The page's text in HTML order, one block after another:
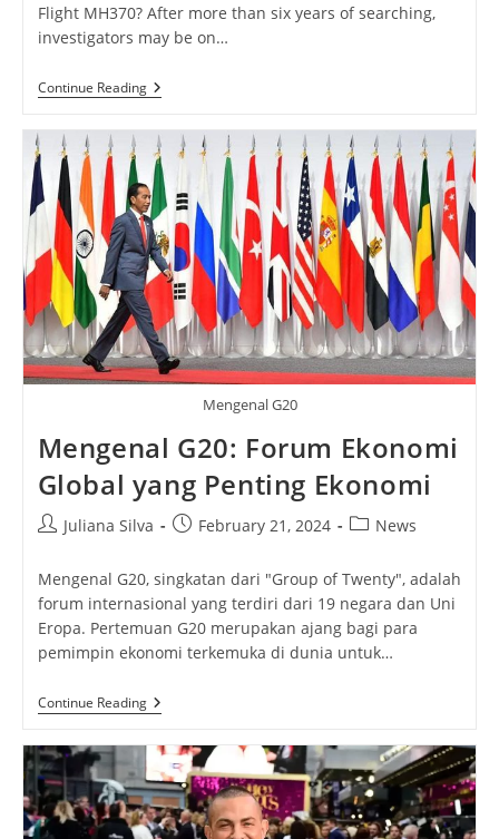
Flight MH370? After more than six years of searching,
investigators may be on…
Continue ReadingUnlocking
The
The
Imminent
Breakthrough
In
MH370’s
Disappearance
Mengenal G20
Mengenal G20: Forum Ekonomi
Global yang Penting Ekonomi
PostJuliana Silva
PostFebruary 21, 2024
PostNews
Mengenal G20, singkatan dari "Group of Twenty", adalah
forum internasional yang terdiri dari 19 negara dan Uni
Eropa. Pertemuan G20 merupakan ajang bagi para
pemimpin ekonomi terkemuka di dunia untuk…
Continue ReadingMengenal
G20:
Ekonomi
Global
Yang
Penting
Ekonomi